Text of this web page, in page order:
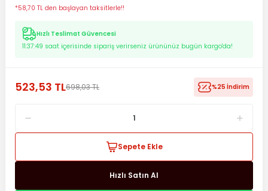
*58,70 TL den başlayan taksitlerle!!
Hızlı Teslimat Güvencesi
11:37:48 saat içerisinde sipariş verirseniz ürününüz bugün kargo'da!
523,53 TL698,03 TL %25 İndirim
Sepete Ekle
Hızlı Satın Al